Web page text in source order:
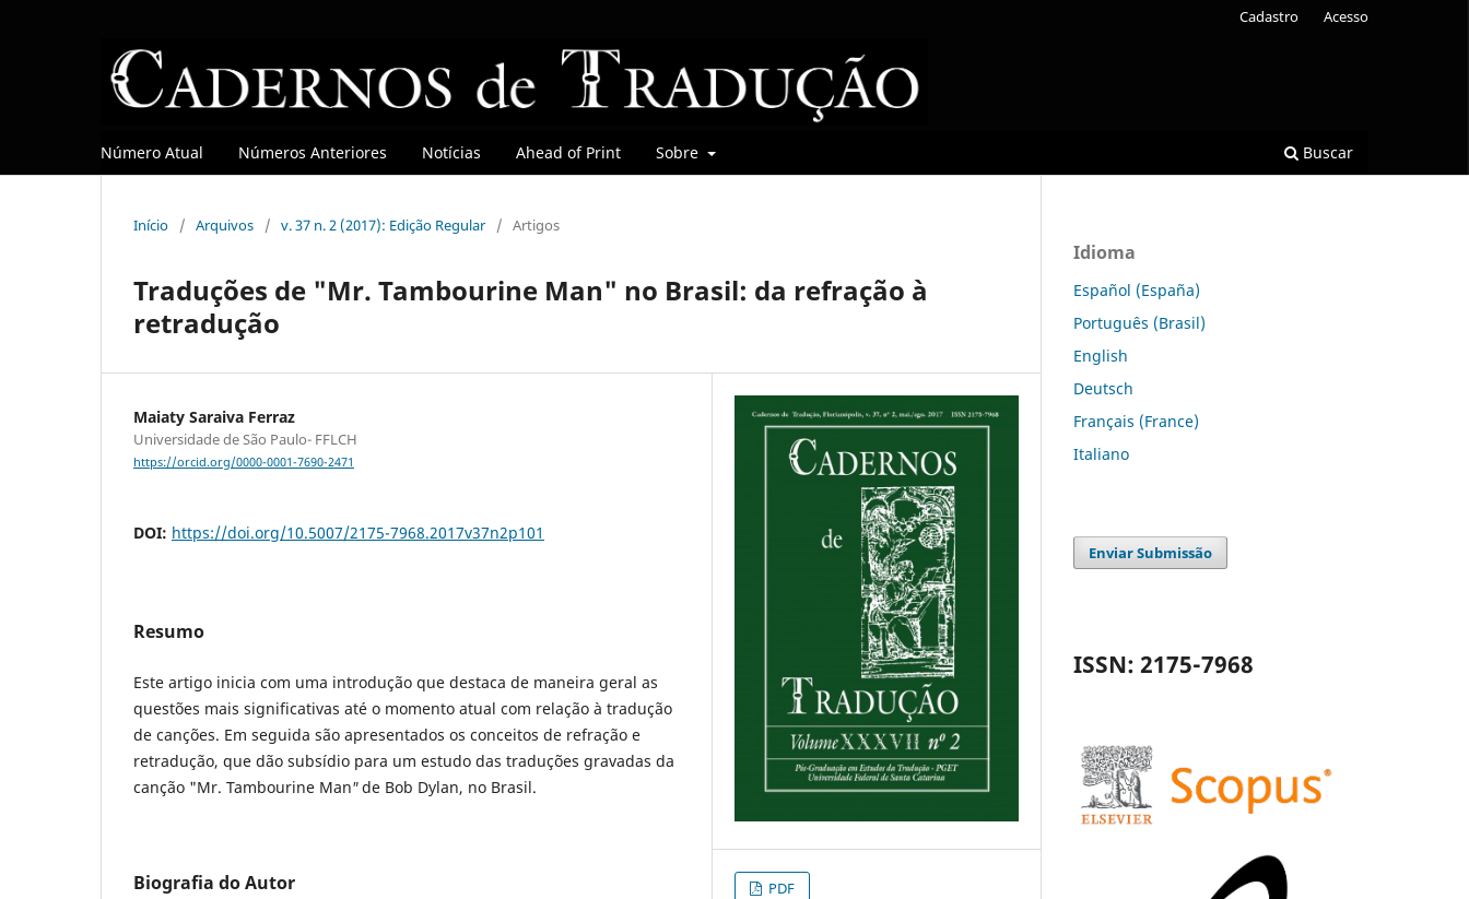
Número Atual Números Anteriores Notícias Ahead of Print Sobre Buscar
Cadastro Acesso
Início / Arquivos / v. 37 n. 2 (2017): Edição Regular / Artigos
Traduções de "Mr. Tambourine Man" no Brasil: da refração à
retradução
Maiaty Saraiva Ferraz
Universidade de São Paulo- FFLCH
https://orcid.org/0000-0001-7690-2471
DOI: https://doi.org/10.5007/2175-7968.2017v37n2p101
Resumo
Este artigo inicia com uma introdução que destaca de maneira geral as
questões mais significativas até o momento atual com relação à tradução
de canções. Em seguida são apresentados os conceitos de refração e
retradução, que dão subsídio para um estudo das traduções gravadas da
canção "Mr. Tambourine Man"de Bob Dylan, no Brasil.
Biografia do Autor PDF
Idioma
Español (España)
Português (Brasil)
English
Deutsch
Français (France)
Italiano
Enviar Submissão
ISSN: 2175-7968